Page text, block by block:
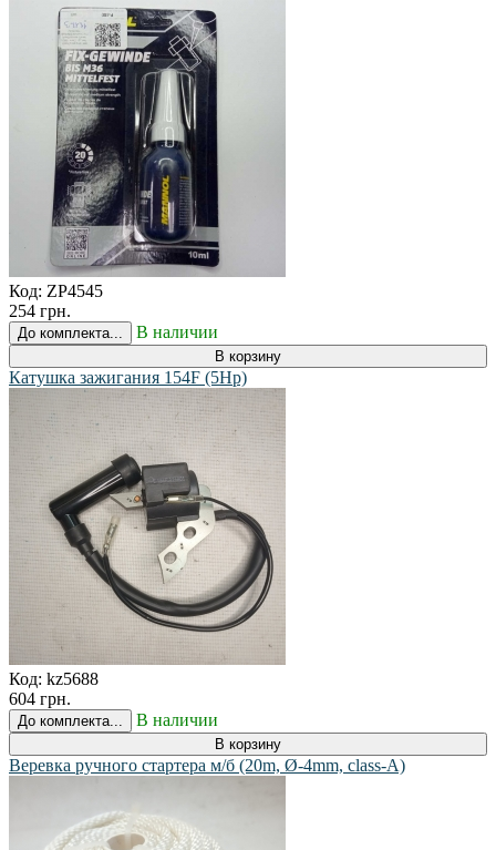
Код: ZP4545
254 грн.
До комплекта... В наличии
В корзину
Катушка зажигания 154F (5Hp)
Код: kz5688
604 грн.
До комплекта... В наличии
В корзину
Веревка ручного стартера м/б (20m, Ø-4mm, class-A)